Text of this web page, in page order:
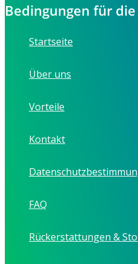
Bedingungen für
Startseite
Über uns
Vorteile
Kontakt
FAQ
Rückerstattungen &